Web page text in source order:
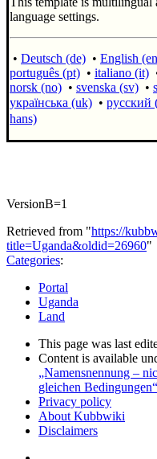
language settings.
• Deutsch (de) • English
português (pt) • italiano (it)
norsk (no) • svenska (sv) •
українська (uk) • русский
hans)
VersionB=1
Retrieved from "https://
title=Uganda&oldid=26960"
Categories:
Portal
Uganda
Land
This page was last
Content is available
„Namensnennung –
gleichen Bedingungen“
Privacy policy
About Kubbwiki
Disclaimers